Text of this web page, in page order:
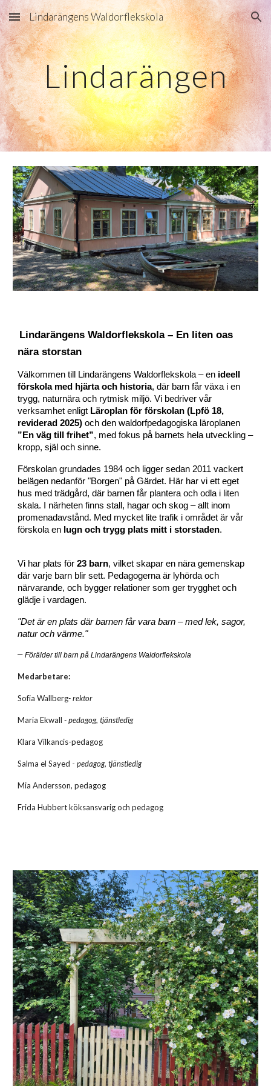
Skip to main content Skip to navigation
Lindarängens Waldorflekskola
Lindarängen
Lindarängens Waldorflekskola – En liten oas
nära storstan
Välkommen till Lindarängens Waldorflekskola – en ideell
förskola med hjärta och historia, där barn får växa i en
trygg, naturnära och rytmisk miljö. Vi bedriver vår
verksamhet enligt Läroplan för förskolan (Lpfö 18,
reviderad 2025) och den waldorfpedagogiska läroplanen
”En väg till frihet”, med fokus på barnets hela utveckling –
kropp, själ och sinne.
Förskolan grundades 1984 och ligger sedan 2011 vackert
belägen nedanför "Borgen" på Gärdet. Här har vi ett eget
hus med trädgård, där barnen får plantera och odla i liten
skala. I närheten finns stall, hagar och skog – allt inom
promenadavstånd. Med mycket lite trafik i området är vår
förskola en lugn och trygg plats mitt i storstaden.
Vi har plats för23 barn, vilket skapar en nära gemenskap
där varje barn blir sett. Pedagogerna är lyhörda och
närvarande, och bygger relationer som ger trygghet och
glädje i vardagen.
"Det är en plats där barnen får vara barn – med lek, sagor,
natur och värme."
–Förälder till barn på Lindarängens Waldorflekskola
Medarbetare:
Sofia Wallberg- rektor
Maria Ekwall - pedagog, tjänstledig
Klara Vilkancis-pedagog
Salma el Sayed -pedagog, tjänstledig
Mia Andersson, pedagog
Frida Hubbert köksansvarig och pedagog